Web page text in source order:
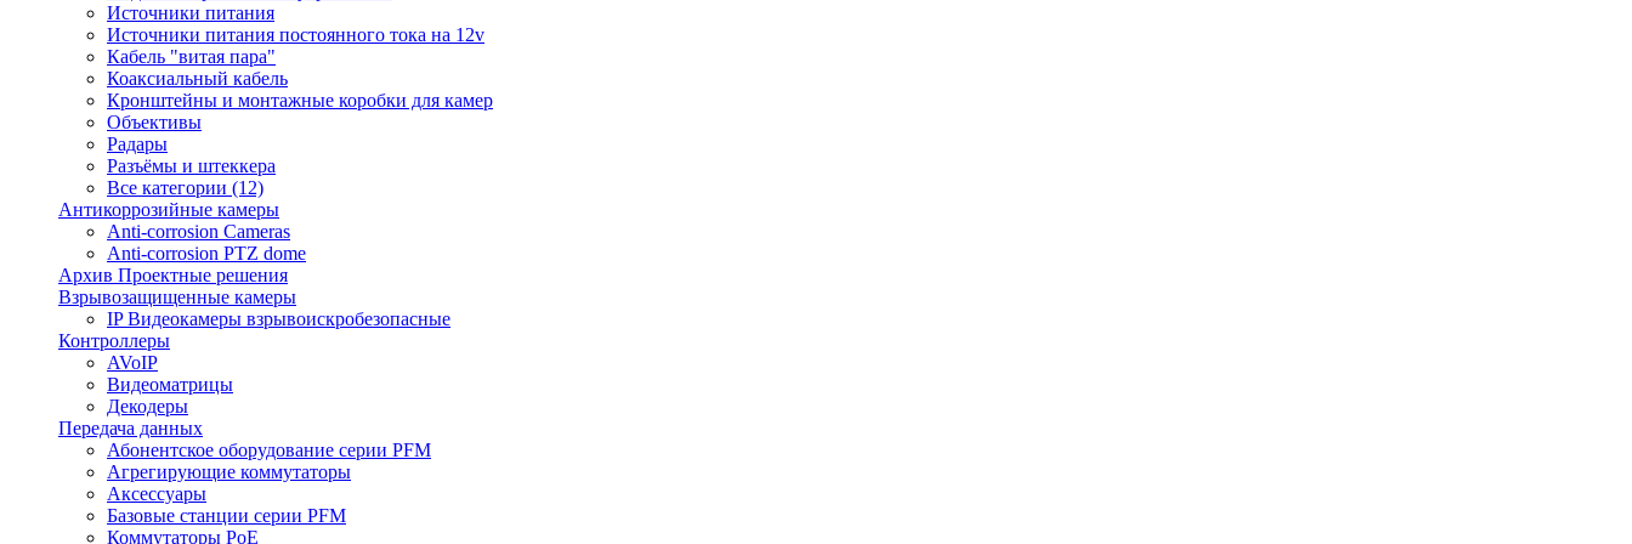
Источники питания
Источники питания постоянного тока на 12v
Кабель "витая пара"
Коаксиальный кабель
Кронштейны и монтажные коробки для камер
Объективы
Радары
Разъёмы и штеккера
Все категории (12)
Антикоррозийные камеры
Anti-corrosion Cameras
Anti-corrosion PTZ dome
Архив Проектные решения
Взрывозащищенные камеры
IP Видеокамеры взрывоискробезопасные
Контроллеры
AVoIP
Видеоматрицы
Декодеры
Передача данных
Абонентское оборудование серии PFM
Агрегирующие коммутаторы
Аксессуары
Базовые станции серии PFM
Коммутаторы PoE